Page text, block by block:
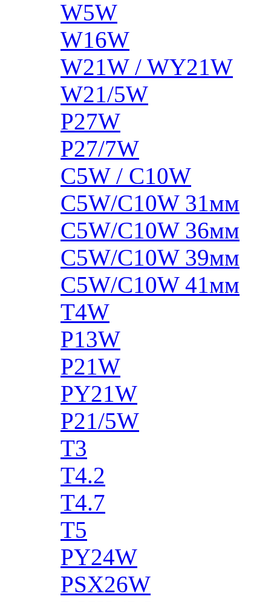
W5W
W16W
W21W / WY21W
W21/5W
P27W
P27/7W
C5W / C10W
C5W/C10W 31мм
C5W/C10W 36мм
C5W/C10W 39мм
C5W/C10W 41мм
T4W
P13W
P21W
PY21W
P21/5W
T3
T4.2
T4.7
T5
PY24W
PSX26W